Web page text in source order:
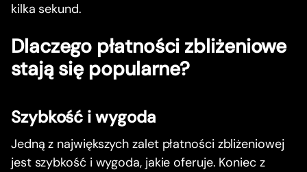
kilka sekund.
Dlaczego płatności zbliżeniowe
stają się popularne?
Szybkość i wygoda
Jedną z największych zalet płatności zbliżeniowej
jest szybkość i wygoda, jakie oferuje. Koniec z